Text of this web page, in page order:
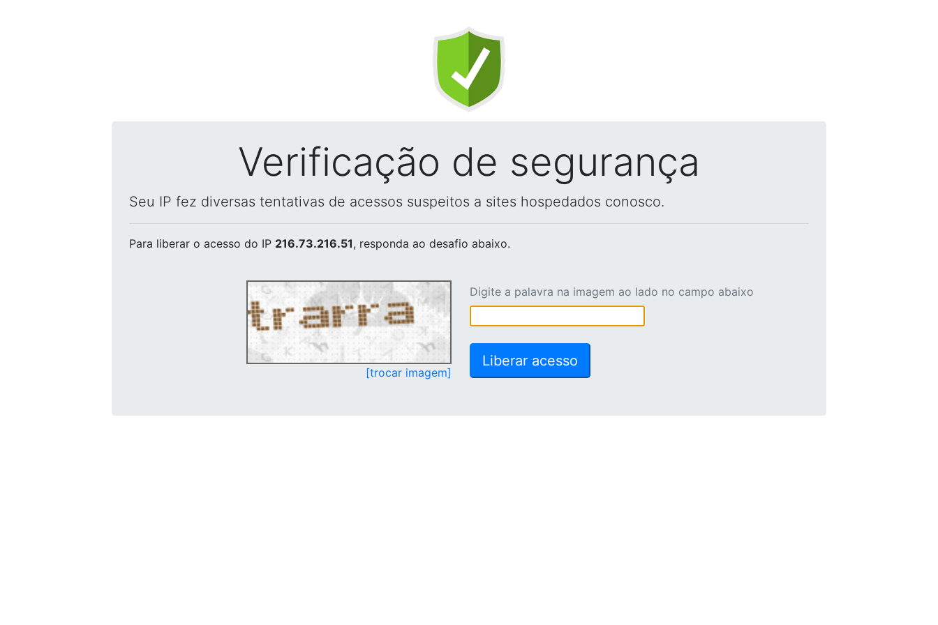
Verificação de segurança
Seu IP fez diversas tentativas de acessos suspeitos a sites hospedados conosco.
Para liberar o acesso do IP 216.73.216.51, responda ao desafio abaixo.
[trocar imagem]
Digite a palavra na imagem ao lado no campo abaixo